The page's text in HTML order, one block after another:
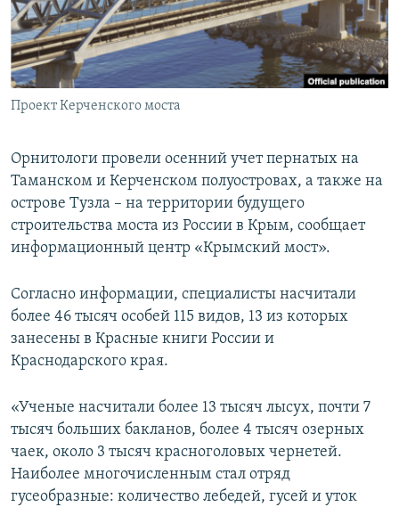
ПОБЕДИТЕЛЕЙ НЕ СУДЯТ?
КРЫМ.НЕПОКОРЕННЫЙ
ELIFBE
УКРАИНСКАЯ ПРОБЛЕМА КРЫМА
ПРИСОЕДИНЯЙТЕСЬ!
Проект Керченского моста
Орнитологи провели осенний учет пернатых на
Таманском и Керченском полуостровах, а также на
острове Тузла – на территории будущего
строительства моста из России в Крым, сообщает
информационный центр «Крымский мост».
Согласно информации, специалисты насчитали
более 46 тысяч особей 115 видов, 13 из которых
занесены в Красные книги России и
Краснодарского края.
«Ученые насчитали более 13 тысяч лысух, почти 7
тысяч больших бакланов, более 4 тысяч озерных
чаек, около 3 тысяч красноголовых чернетей.
Наиболее многочисленным стал отряд
гусеобразные: количество лебедей, гусей и уток